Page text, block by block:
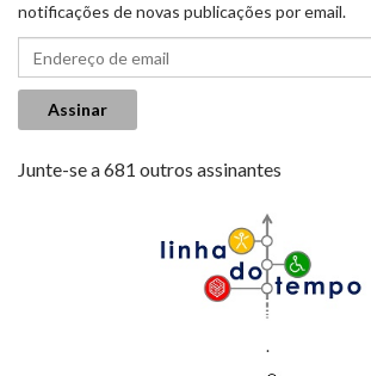
notificações de novas publicações por email.
Endereço de email
Assinar
Junte-se a 681 outros assinantes
.